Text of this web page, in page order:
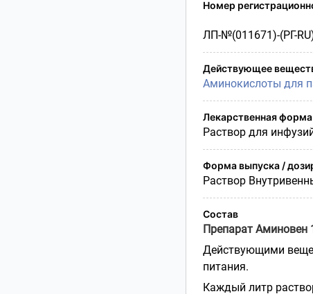
Номер
ЛП-№(011671)-(РГ-
Действующее
Аминокислоты для
Лекарственная
Раствор для
Форма выпуска /
Раствор
Состав
Препарат Аминовен
Действующими
питания.
Каждый литр